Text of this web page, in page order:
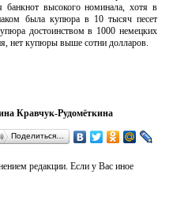
банкнот высокого номинала, хотя в
была купюра в 10 тысяч песет
достоинством в 1000 немецких
нет купюры выше сотни долларов.
Кравчук-Рудомёткина
Поделиться…
редакции. Если у Вас иное